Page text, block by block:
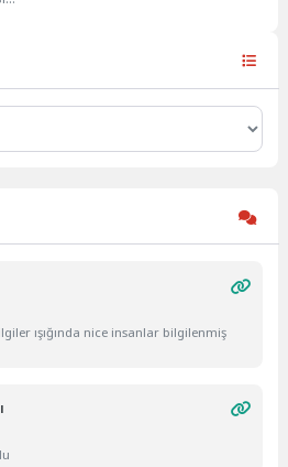
ışığında nice insanlar bilgilenmiş